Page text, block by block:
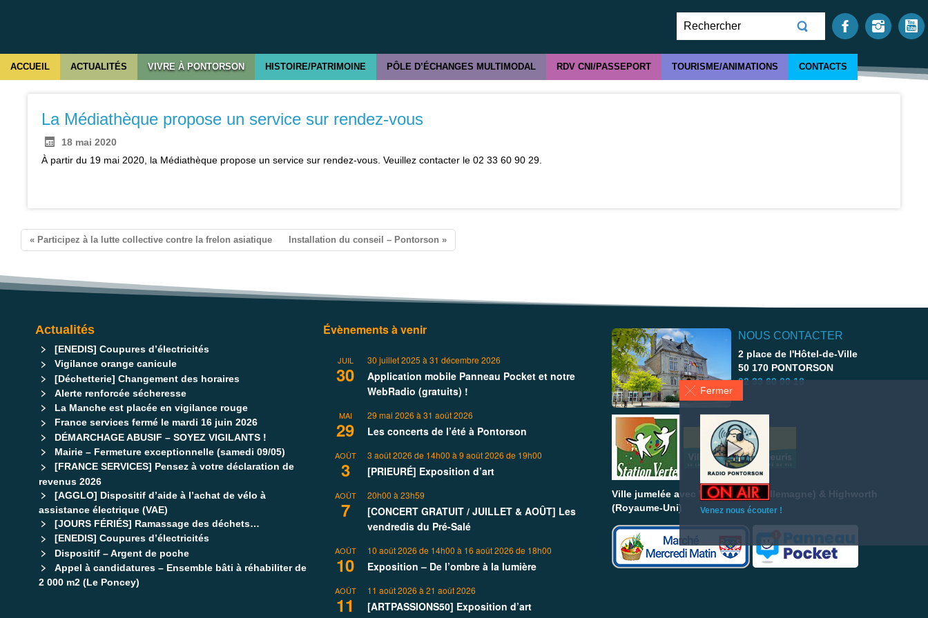
Fermer
Venez nous écouter !
ACCUEIL ACTUALITÉS VIVRE À PONTORSON HISTOIRE/PATRIMOINE PÔLE D’ÉCHANGES MULTIMODAL RDV CNI/PASSEPORT TOURISME/ANIMATIONS CONTACTS
La Médiathèque propose un service sur rendez-vous
18 mai 2020
À partir du 19 mai 2020, la Médiathèque propose un service sur rendez-vous. Veuillez contacter le 02 33 60 90 29.
« Participez à la lutte collective contre la frelon asiatique Installation du conseil – Pontorson »
Actualités
[ENEDIS] Coupures d’électricités
Vigilance orange canicule
[Déchetterie] Changement des horaires
Alerte renforcée sécheresse
La Manche est placée en vigilance rouge
France services fermé le mardi 16 juin 2026
DÉMARCHAGE ABUSIF – SOYEZ VIGILANTS !
Mairie – Fermeture exceptionnelle (samedi 09/05)
[FRANCE SERVICES] Pensez à votre déclaration de
revenus 2026
[AGGLO] Dispositif d’aide à l’achat de vélo à
assistance électrique (VAE)
[JOURS FÉRIÉS] Ramassage des déchets…
[ENEDIS] Coupures d’électricités
Dispositif – Argent de poche
Appel à candidatures – Ensemble bâti à réhabiliter de
2 000 m2 (Le Poncey)
Évènements à venir
JUIL
30
30 juillet 2025 à31 décembre 2026
Application mobile Panneau Pocket et notre
WebRadio (gratuits) !
MAI
29
29 mai 2026 à31 août 2026
Les concerts de l’été à Pontorson
AOÛT
3
3 août 2026 de 14h00 à9 août 2026 de 19h00
[PRIEURÉ] Exposition d’art
AOÛT
7
20h00 à23h59
[CONCERT GRATUIT / JUILLET & AOÛT] Les
vendredis du Pré-Salé
AOÛT
10
10 août 2026 de 14h00 à 16 août 2026 de 18h00
Exposition – De l’ombre à la lumière
AOÛT
11
11 août 2026 à21 août 2026
[ARTPASSIONS50] Exposition d’art
NOUS CONTACTER
2 place de l'Hôtel-de-Ville
50 170 PONTORSON
02 33 60 00 18
Ville jumelée avec Wassenberg (Allemagne) & Highworth
(Royaume-Uni)